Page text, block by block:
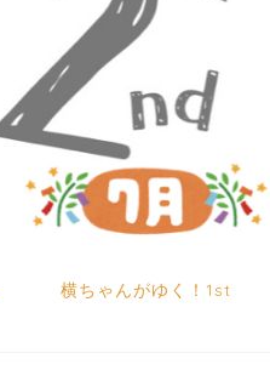
横ちゃんがゆく！1st